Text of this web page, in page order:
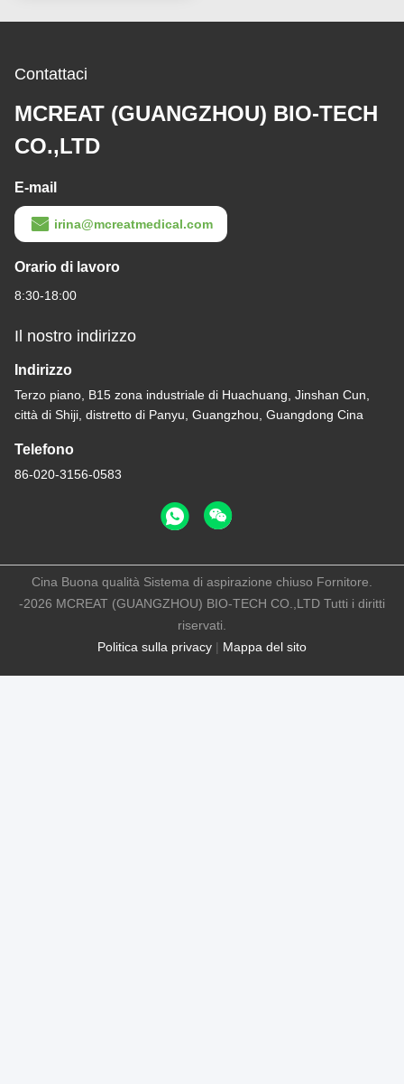
Contattaci
MCREAT (GUANGZHOU) BIO-TECH
CO.,LTD
E-mail
irina@mcreatmedical.com
Orario di lavoro
8:30-18:00
Il nostro indirizzo
Indirizzo
Terzo piano, B15 zona industriale di Huachuang, Jinshan Cun,
città di Shiji, distretto di Panyu, Guangzhou, Guangdong Cina
Telefono
86-020-3156-0583
Politica sulla privacy | Mappa del sito
Cina Buona qualità Sistema di aspirazione chiuso Fornitore.
-2026 MCREAT (GUANGZHOU) BIO-TECH CO.,LTD Tutti i diritti
riservati.